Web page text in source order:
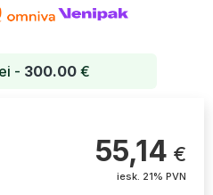
- 300.00 €
55,14 €
iesk. 21% PVN